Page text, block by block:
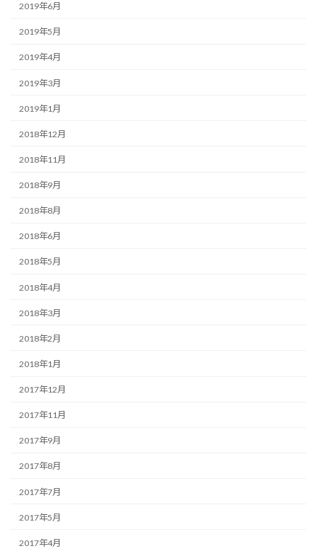
2019年6月
2019年5月
2019年4月
2019年3月
2019年1月
2018年12月
2018年11月
2018年9月
2018年8月
2018年6月
2018年5月
2018年4月
2018年3月
2018年2月
2018年1月
2017年12月
2017年11月
2017年9月
2017年8月
2017年7月
2017年5月
2017年4月